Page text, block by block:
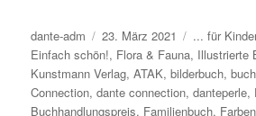
Autor
dante-adm
Veröffentlicht
am
23. März 2021 Kategorien
... für
Einfach schön!, Flora & Fauna, Illustrierte
Kunstmann Verlag,ATAK,bilderbuch,
Connection,dante connection,danteperle,
Buchhandlungspreis, Familienbuch, Farben